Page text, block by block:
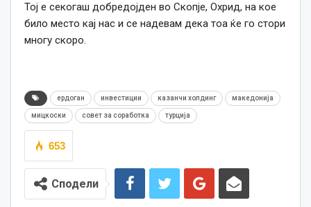
Тој е секогаш добредојден во Скопје, Охрид, на кое
било место кај нас и се надевам дека тоа ќе го стори
многу скоро.
ердоган инвестиции казанчи холдинг македонија
мицкоски совет за соработка турција
653
Сподели